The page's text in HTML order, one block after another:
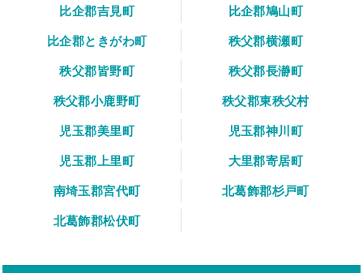
比企郡吉見町
比企郡鳩山町
比企郡ときがわ町
秩父郡横瀬町
秩父郡皆野町
秩父郡長瀞町
秩父郡小鹿野町
秩父郡東秩父村
児玉郡美里町
児玉郡神川町
児玉郡上里町
大里郡寄居町
南埼玉郡宮代町
北葛飾郡杉戸町
北葛飾郡松伏町